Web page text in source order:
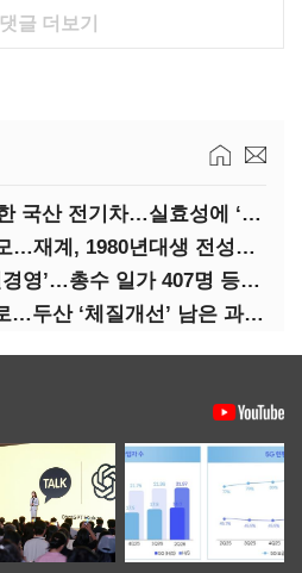
댓글 더보기
‘한국판 IRA’가 외면한 국산 전기차…실효성에 ‘의문’
김동관·정기선·구형모…재계, 1980년대생 전성시대
대기업, 여전한 ‘족벌경영’…총수 일가 407명 등기임원
중공업서 AI·반도체로…두산 ‘체질개선’ 남은 과제는